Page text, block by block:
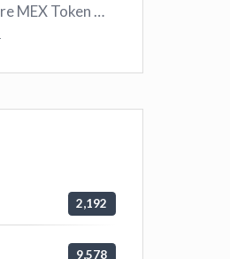
Come ottenere MEX Token GRATIS su Elrond ?
2,192
9,578